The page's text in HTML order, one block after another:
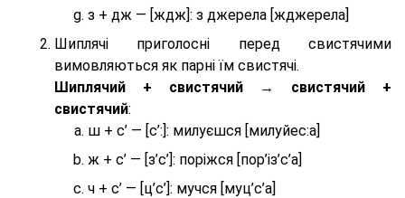
з + дж — [ждж]: з джерела [жджерела]
Шиплячі приголосні перед свистячими
вимовляються як парні їм свистячі.
Шиплячий + свистячий → свистячий +
свистячий:
ш + с’ — [с’:]: милуєшся [милуйес:а]
ж + с’ — [з’с’]: поріжся [пор’із’с’а]
ч + с’ — [ц’с’]: мучся [муц’с’а]